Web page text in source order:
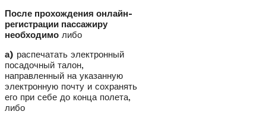
После прохождения онлайн-
регистрации пассажиру
необходимо либо
а) распечатать электронный
посадочный талон,
направленный на указанную
электронную почту и сохранять
его при себе до конца полета,
либо